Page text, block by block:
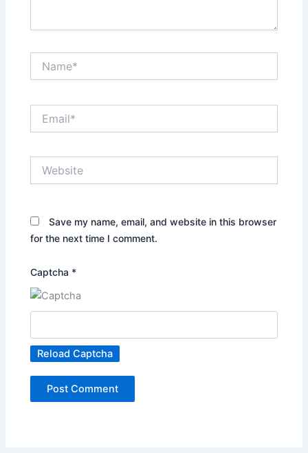
Save my name, email, and website in this browser
for the next time I comment.
Captcha *
Reload Captcha